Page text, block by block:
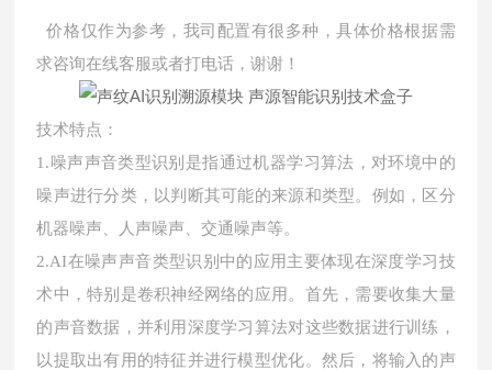
价格仅作为参考，我司配置有很多种，具体价格根据需
求咨询在线客服或者打电话，谢谢！
技术特点：
1.噪声声音类型识别是指通过机器学习算法，对环境中的
噪声进行分类，以判断其可能的来源和类型。例如，区分
机器噪声、人声噪声、交通噪声等。
2.AI在噪声声音类型识别中的应用主要体现在深度学习技
术中，特别是卷积神经网络的应用。首先，需要收集大量
的声音数据，并利用深度学习算法对这些数据进行训练，
以提取出有用的特征并进行模型优化。然后，将输入的声